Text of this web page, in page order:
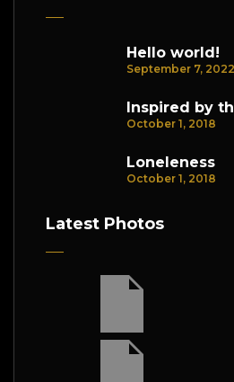
Hello world!
September 7, 2022
Inspired by
October 1, 2018
Loneleness
October 1, 2018
Latest Photos